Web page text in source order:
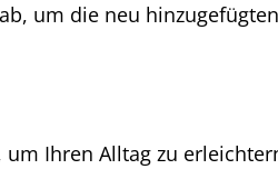
um die neu
um Ihren Alltag zu